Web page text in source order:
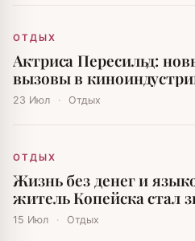
ОТДЫХ
Актриса Пересильд:
вызовы в
23 Июл · Отдых
ОТДЫХ
Жизнь без денег и
житель Копейска стал
мира
15 Июл · Отдых